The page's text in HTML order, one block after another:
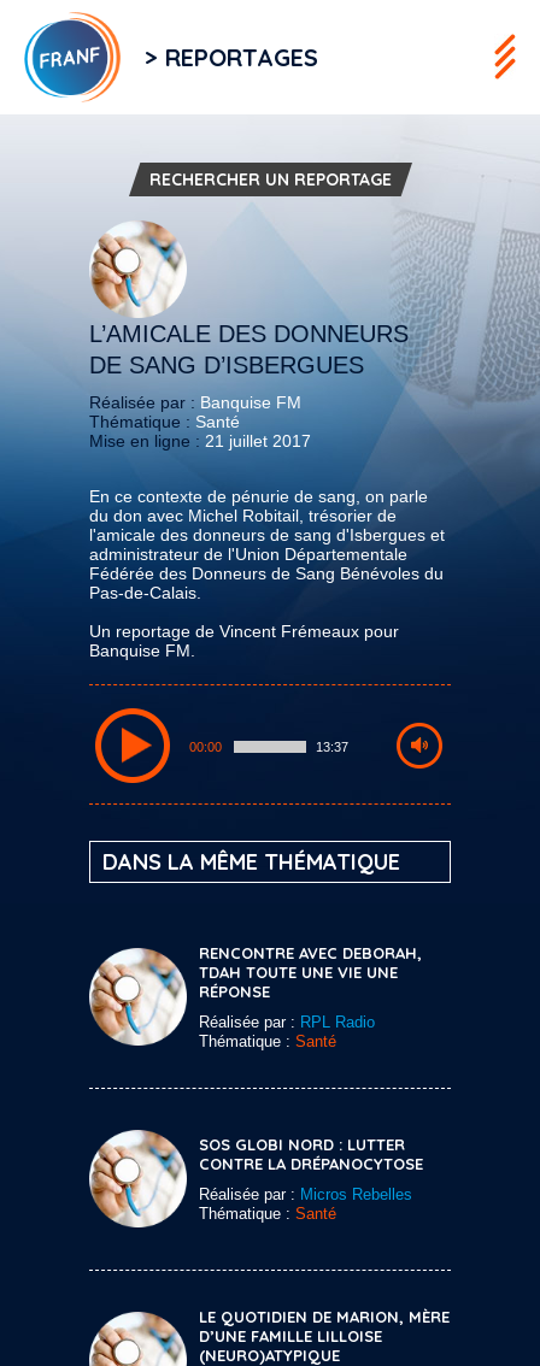
> REPORTAGES
RECHERCHER UN REPORTAGE
L’AMICALE DES DONNEURS
DE SANG D’ISBERGUES
Réalisée par : Banquise FM
Thématique : Santé
Mise en ligne : 21 juillet 2017
En ce contexte de pénurie de sang, on parle
du don avec Michel Robitail, trésorier de
l'amicale des donneurs de sang d'Isbergues et
administrateur de l'Union Départementale
Fédérée des Donneurs de Sang Bénévoles du
Pas-de-Calais.
Un reportage de Vincent Frémeaux pour
Banquise FM.
00:00 13:37
DANS LA MÊME THÉMATIQUE
RENCONTRE AVEC DEBORAH,
TDAH TOUTE UNE VIE UNE
RÉPONSE
Réalisée par : RPL Radio
Thématique : Santé
SOS GLOBI NORD : LUTTER
CONTRE LA DRÉPANOCYTOSE
Réalisée par : Micros Rebelles
Thématique : Santé
LE QUOTIDIEN DE MARION, MÈRE
D’UNE FAMILLE LILLOISE
(NEURO)ATYPIQUE